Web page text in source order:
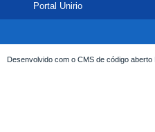
Portal Unirio
Desenvolvido com o CMS de código aberto